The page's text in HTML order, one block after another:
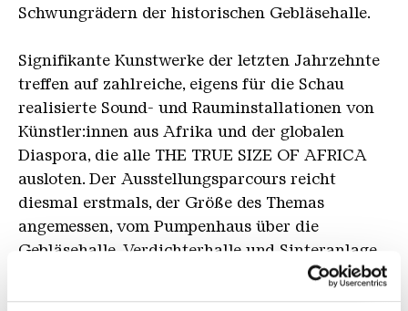
Schwungrädern der historischen Gebläsehalle.
Signifikante Kunstwerke der letzten Jahrzehnte
treffen auf zahlreiche, eigens für die Schau
realisierte Sound- und Rauminstallationen von
Künstler:innen aus Afrika und der globalen
Diaspora, die alle THE TRUE SIZE OF AFRICA
ausloten. Der Ausstellungsparcours reicht
diesmal erstmals, der Größe des Themas
angemessen, vom Pumpenhaus über die
Gebläsehalle, Verdichterhalle und Sinteranlage